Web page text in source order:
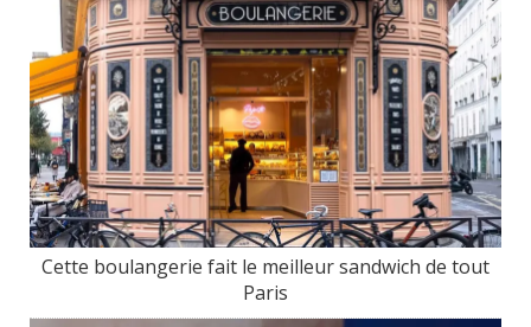
Cette boulangerie fait le meilleur sandwich de tout
Paris